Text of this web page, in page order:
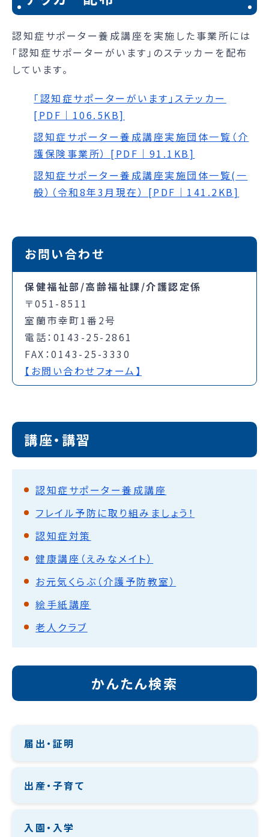
認知症サポーター養成講座を実施した事業所には
「認知症サポーターがいます」のステッカーを配布
しています。
「認知症サポーターがいます」ステッカー
[PDF｜106.5KB]
認知症サポーター養成講座実施団体一覧（介
護保険事業所） [PDF｜91.1KB]
認知症サポーター養成講座実施団体一覧(一
般）（令和8年3月現在） [PDF｜141.2KB]
お問い合わせ
保健福祉部/高齢福祉課/介護認定係
〒051-8511
室蘭市幸町1番2号
電話：0143-25-2861
FAX：0143-25-3330
【お問い合わせフォーム】
講座・講習
認知症サポーター養成講座
フレイル予防に取り組みましょう！
認知症対策
健康講座（えみなメイト）
お元気くらぶ（介護予防教室）
絵手紙講座
老人クラブ
かんたん検索
届出・証明
出産・子育て
入園・入学